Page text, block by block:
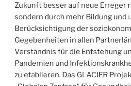
Zukunft besser auf neue Erreger
sondern durch mehr Bildung und
Berücksichtigung der
Gegebenheiten in allen
Verständnis für die Entstehung
Pandemien und
zu etablieren. Das GLACIER